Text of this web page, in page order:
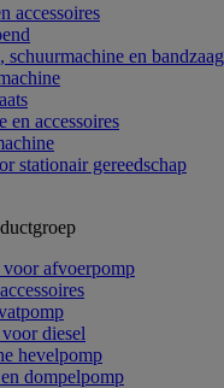
accessoires
schuurmachine en bandzaag
en accessoires
stationair gereedschap
voor afvoerpomp
diesel
hevelpomp
dompelpomp